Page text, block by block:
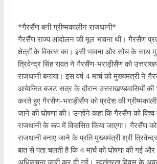
*गैरसैंण बनी ग्रीष्मकालीन राजधानी*
गैरसैैंण राज्य आंदोलन की मूल भावना थी। गैरसैंण
क्षेत्रों के विकास का। इसी भावना और सोच के साथ
त्रिवेन्द्र सिंह रावत ने गैरसैंण-भराड़ीसैंण को
राजधानी बनाया। इस वर्ष 4 मार्च को मुख्यमंत्री ने
आयेाजित बजट सत्र के दौरान उत्तराखण्डवासियों की
करते हुए गैरसैण-भराड़ीसैंण को प्रदेश की
जाने की घोषणा की। उन्होंने कहा कि गैरसैंण को
राजधानी के रूप में विकसित किया जाएगा। गैरसैंण को
राजधानी बनाए जाने के प्रति मुख्यमंत्री श्री
बात से पता चलती है कि 4 मार्च को घोषणा की गई